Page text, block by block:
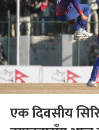
एक दिवसीय